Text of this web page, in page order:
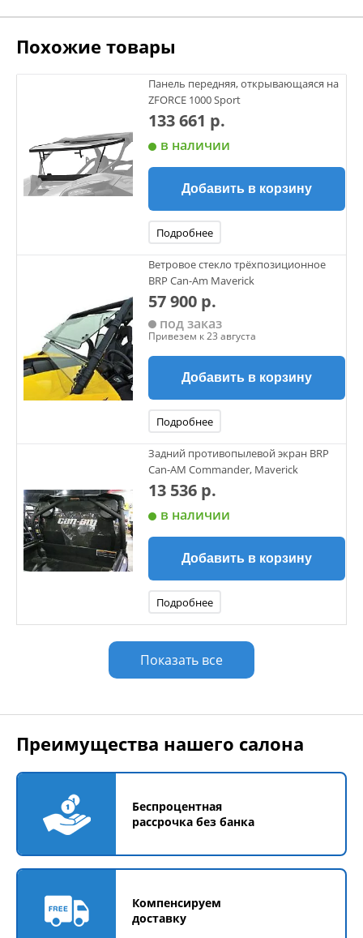
Похожие товары
Панель передняя, открывающаяся на
ZFORCE 1000 Sport
133 661 р.
в наличии
Добавить в корзину
Подробнее
Ветровое стекло трёхпозиционное
BRP Can-Am Maverick
57 900 р.
под заказ
Привезем к 23 августа
Добавить в корзину
Подробнее
Задний противопылевой экран BRP
Can-AM Commander, Maverick
13 536 р.
в наличии
Добавить в корзину
Подробнее
Показать все
Преимущества нашего салона
Беспроцентная
рассрочка без банка
Компенсируем
доставку